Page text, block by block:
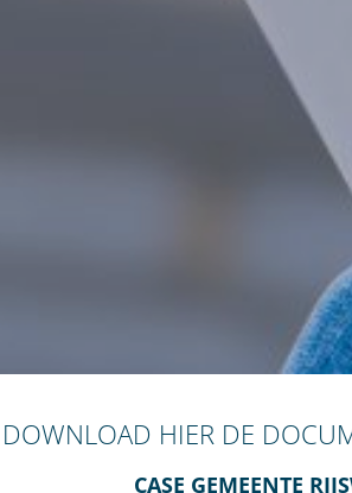
DOWNLOAD HIER DE
CASE GEMEENTE